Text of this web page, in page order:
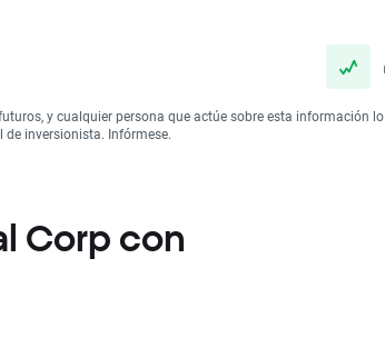
y cualquier persona que actúe sobre esta información lo
inversionista. Infórmese.
Corp con